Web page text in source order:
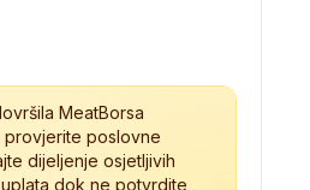
MeatBorsa
provjerite poslovne
dijeljenje osjetljivih
dok ne potvrdite